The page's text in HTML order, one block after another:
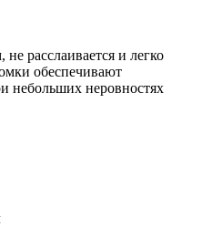
расслаивается и легко
обеспечивают
небольших неровностях